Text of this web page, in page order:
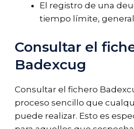
El registro de una
tiempo límite,
Consultar el
Badexcug
Consultar el fichero
proceso sencillo que
puede realizar. Esto es